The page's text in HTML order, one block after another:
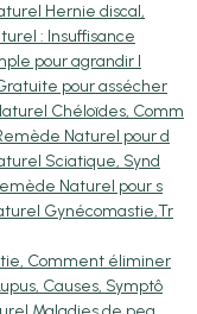
Hernie discal,
: Insuffisance
pour agrandir l
pour assécher
Chéloïdes, Comm
Naturel pour d
Sciatique, Synd
Naturel pour s
Gynécomastie,Tr
Comment éliminer
Causes, Symptô